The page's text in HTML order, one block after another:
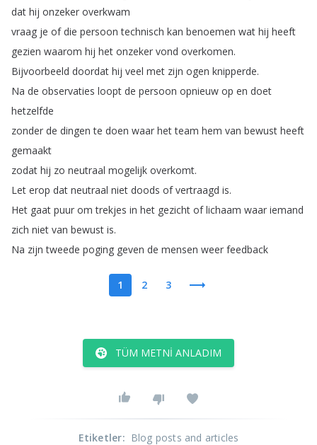
dat hij onzeker overkwam
vraag je of die persoon technisch kan benoemen wat hij heeft
gezien waarom hij het onzeker vond overkomen.
Bijvoorbeeld doordat hij veel met zijn ogen knipperde.
Na de observaties loopt de persoon opnieuw op en doet
hetzelfde
zonder de dingen te doen waar het team hem van bewust heeft
gemaakt
zodat hij zo neutraal mogelijk overkomt.
Let erop dat neutraal niet doods of vertraagd is.
Het gaat puur om trekjes in het gezicht of lichaam waar iemand
zich niet van bewust is.
Na zijn tweede poging geven de mensen weer feedback
1 2 3
TÜM METNI ANLADIM
Etiketler: Blog posts and articles